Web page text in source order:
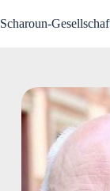
Inhalt
Scharoun-